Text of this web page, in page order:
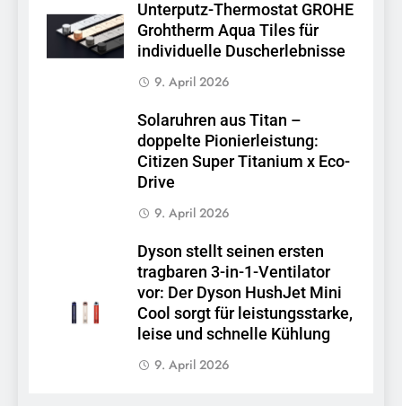
Unterputz-Thermostat GROHE
Grohtherm Aqua Tiles für
individuelle Duscherlebnisse
9. April 2026
Solaruhren aus Titan –
doppelte Pionierleistung:
Citizen Super Titanium x Eco-
Drive
9. April 2026
Dyson stellt seinen ersten
tragbaren 3-in-1-Ventilator
vor: Der Dyson HushJet Mini
Cool sorgt für leistungsstarke,
leise und schnelle Kühlung
9. April 2026